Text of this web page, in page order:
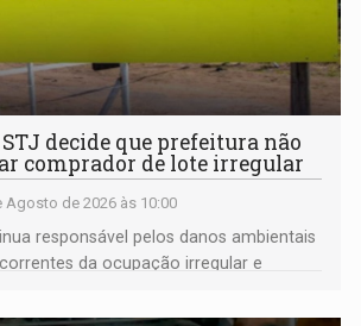
STJ decide que prefeitura não
comprador de lote irregular
Agosto de 2026 às 10:00
responsável pelos danos ambientais
da ocupação irregular e